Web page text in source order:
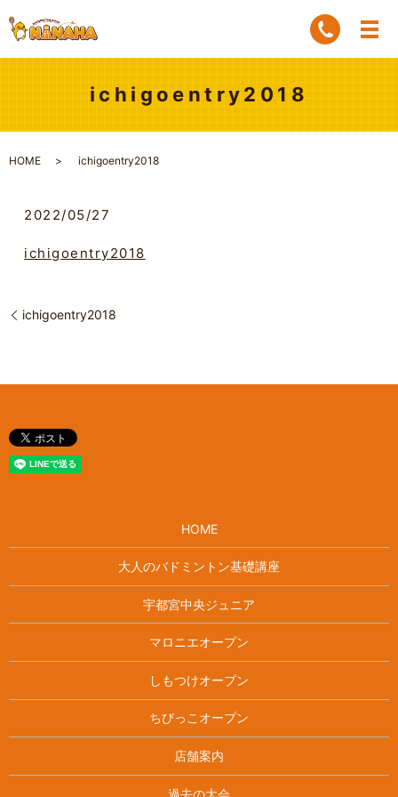
ichigoentry2018
HOME ichigoentry2018
2022/05/27
ichigoentry2018
ichigoentry2018
HOME
大人のバドミントン基礎講座
宇都宮中央ジュニア
マロニエオープン
しもつけオープン
ちびっこオープン
店舗案内
過去の大会